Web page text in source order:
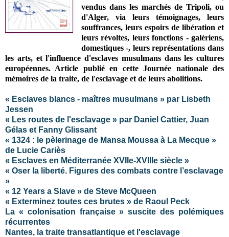
vendus dans les marchés de Tripoli, ou
d'Alger, via leurs témoignages, leurs
souffrances, leurs espoirs de libération et
leurs révoltes, leurs fonctions - galériens,
domestiques -, leurs représentations dans
les arts, et l'influence d'esclaves musulmans dans les cultures
européennes. Article publié en cette Journée nationale des
mémoires de la traite, de l'esclavage et de leurs abolitions.
« Esclaves blancs - maîtres musulmans » par Lisbeth
Jessen
« Les routes de l'esclavage » par Daniel Cattier, Juan
Gélas et Fanny Glissant
« 1324 : le pèlerinage de Mansa Moussa à La Mecque »
de Lucie Cariès
« Esclaves en Méditerranée XVIIe-XVIIIe siècle »
« Oser la liberté. Figures des combats contre l’esclavage
»
« 12 Years a Slave » de Steve McQueen
« Exterminez toutes ces brutes » de Raoul Peck
La « colonisation française » suscite des polémiques
récurrentes
Nantes, la traite transatlantique et l'esclavage